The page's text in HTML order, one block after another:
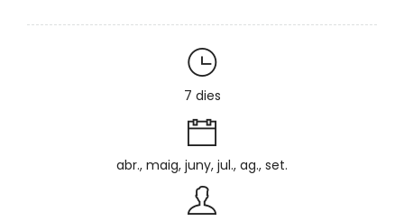
7 dies
abr., maig, juny, jul., ag., set.